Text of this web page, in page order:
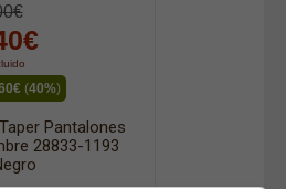
(40%)
Pantalones
28833-1193